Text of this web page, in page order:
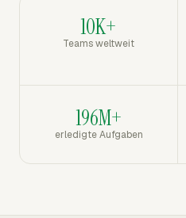
10K+
Teams weltweit
196M+
erledigte Aufgaben